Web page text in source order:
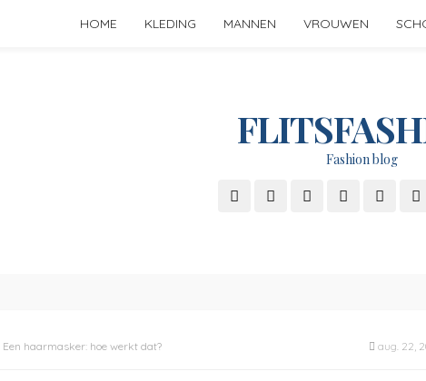
HOME KLEDING MANNEN VROUWEN
Fashion blog
Een haarmasker: hoe werkt dat? aug. 22,